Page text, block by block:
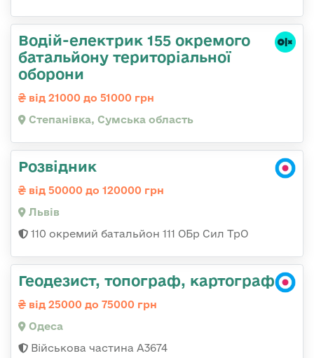
Водій-електрик 155 окремого
батальйону територіальної
оборони
від 21000 до 51000 грн
Степанівка, Сумська область
Розвідник
від 50000 до 120000 грн
Львів
110 окремий батальйон 111 ОБр Сил ТрО
Геодезист, топограф, картограф
від 25000 до 75000 грн
Одеса
Військова частина А3674